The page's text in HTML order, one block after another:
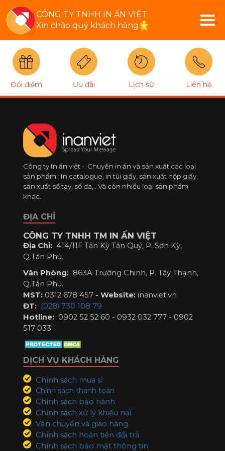
CÔNG TY TNHH IN ẤN VIỆT
Xin chào quý khách hàng
Đổi điểm Ưu đãi Lịch sử Liên hệ
Công ty In ấn việt - Chuyên in ấn và sản xuất các loại
sản phẩm : In catalogue, in túi giấy, sản xuất hộp giấy,
sản xuất sổ tay, sổ da,...Và còn nhiều loại sản phẩm
khác.
ĐỊA CHỈ
CÔNG TY TNHH TM IN ẤN VIỆT
Địa Chỉ: 414/11F Tân Kỳ Tân Quý, P. Sơn Kỳ,
Q.Tân Phú.
Văn Phòng: 863A Trường Chinh, P. Tây Thạnh,
Q.Tân Phú.
MST: 0312 678 457- Website: inanviet.vn
ĐT: (028) 730 108 79
Hotline: 0902 52 52 60 - 0932 032 777 - 0902
517 033
DỊCH VỤ KHÁCH HÀNG
Chính sách mua sỉ
Chính sách thanh toán
Chính sách bảo hành
Chính sách xử lý khiếu nại
Vận chuyển và giao hàng
Chính sách hoàn tiền đổi trả
Chính sách bảo mật thông tin